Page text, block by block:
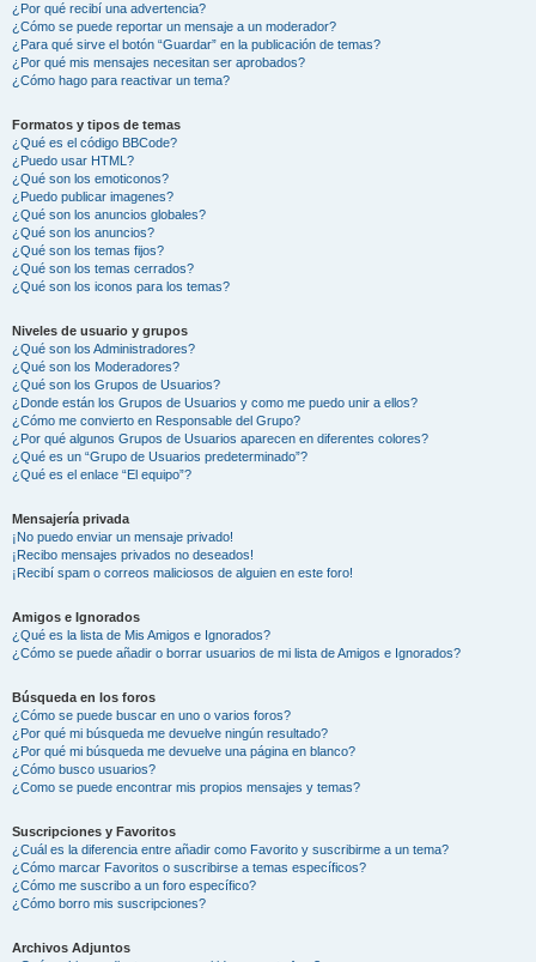
¿Por qué recibí una advertencia?
¿Cómo se puede reportar un mensaje a un moderador?
¿Para qué sirve el botón “Guardar” en la publicación de temas?
¿Por qué mis mensajes necesitan ser aprobados?
¿Cómo hago para reactivar un tema?
Formatos y tipos de temas
¿Qué es el código BBCode?
¿Puedo usar HTML?
¿Qué son los emoticonos?
¿Puedo publicar imagenes?
¿Qué son los anuncios globales?
¿Qué son los anuncios?
¿Qué son los temas fijos?
¿Qué son los temas cerrados?
¿Qué son los iconos para los temas?
Niveles de usuario y grupos
¿Qué son los Administradores?
¿Qué son los Moderadores?
¿Qué son los Grupos de Usuarios?
¿Donde están los Grupos de Usuarios y como me puedo unir a ellos?
¿Cómo me convierto en Responsable del Grupo?
¿Por qué algunos Grupos de Usuarios aparecen en diferentes colores?
¿Qué es un “Grupo de Usuarios predeterminado”?
¿Qué es el enlace “El equipo”?
Mensajería privada
¡No puedo enviar un mensaje privado!
¡Recibo mensajes privados no deseados!
¡Recibí spam o correos maliciosos de alguien en este foro!
Amigos e Ignorados
¿Qué es la lista de Mis Amigos e Ignorados?
¿Cómo se puede añadir o borrar usuarios de mi lista de Amigos e Ignorados?
Búsqueda en los foros
¿Cómo se puede buscar en uno o varios foros?
¿Por qué mi búsqueda me devuelve ningún resultado?
¿Por qué mi búsqueda me devuelve una página en blanco?
¿Cómo busco usuarios?
¿Como se puede encontrar mis propios mensajes y temas?
Suscripciones y Favoritos
¿Cuál es la diferencia entre añadir como Favorito y suscribirme a un tema?
¿Cómo marcar Favoritos o suscribirse a temas específicos?
¿Cómo me suscribo a un foro específico?
¿Cómo borro mis suscripciones?
Archivos Adjuntos